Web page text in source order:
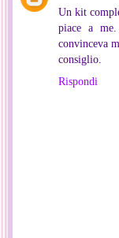
Un kit
piace a
convinceva
consiglio.
Rispondi